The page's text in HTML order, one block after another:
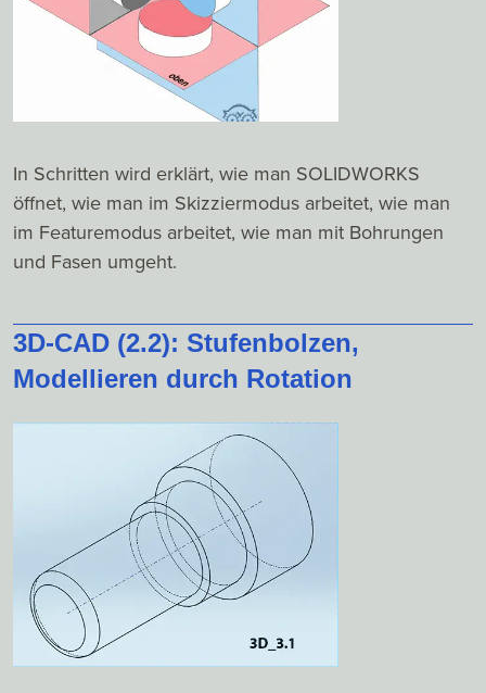
In Schritten wird erklärt, wie man SOLIDWORKS
öffnet, wie man im Skizziermodus arbeitet, wie man
im Featuremodus arbeitet, wie man mit Bohrungen
und Fasen umgeht.
3D-CAD (2.2): Stufenbolzen,
Modellieren durch Rotation